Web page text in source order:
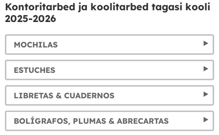
Kontoritarbed ja koolitarbed tagasi kooli
2025-2026
MOCHILAS
ESTUCHES
LIBRETAS & CUADERNOS
BOLÍGRAFOS, PLUMAS & ABRECARTAS